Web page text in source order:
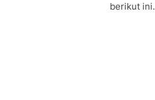
berikut ini.